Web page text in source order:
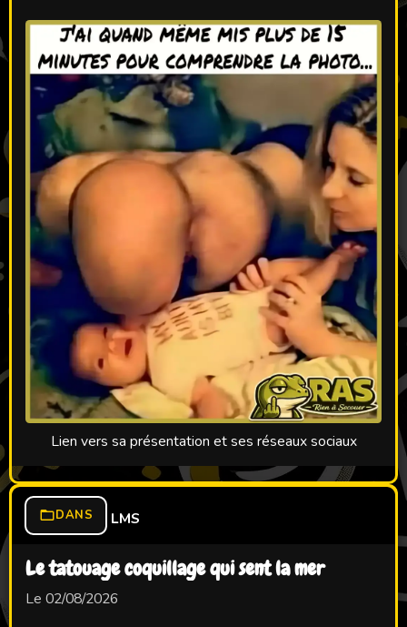
Lien vers sa présentation et ses réseaux sociaux
DANS LMS
Le tatouage coquillage qui sent la mer
Le 02/08/2026